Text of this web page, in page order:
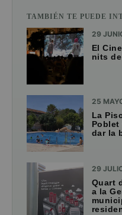
TAMBIÉN TE PUEDE
29
El
nits
25
La
Poblet
dar la
29
Quart
a la